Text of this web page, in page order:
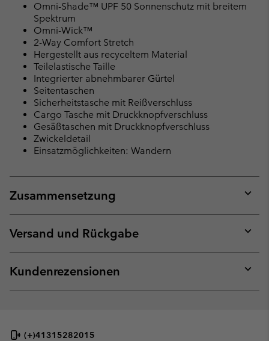
Omni-Shade™ UPF 50 Sonnenschutz mit breitem
Spektrum
Omni-Wick™
2-Way Comfort Stretch
Hergestellt aus recyceltem Material
Teilelastische Taille
Integrierter abnehmbarer Gürtel
Seitentaschen
Sicherheitstasche mit Reißverschluss
Cargo Tasche mit Druckknopfverschluss
Gesäßtaschen mit Druckknopfverschluss
Zwickeldetail
Einsatzmöglichkeiten: Wandern
Zusammensetzung
or
Versand und Rückgabe
or
Kundenrezensionen
or
(+)41315282015